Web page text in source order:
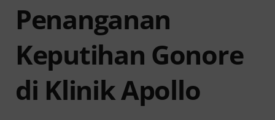
Penanganan
Keputihan Gonore
di Klinik Apollo